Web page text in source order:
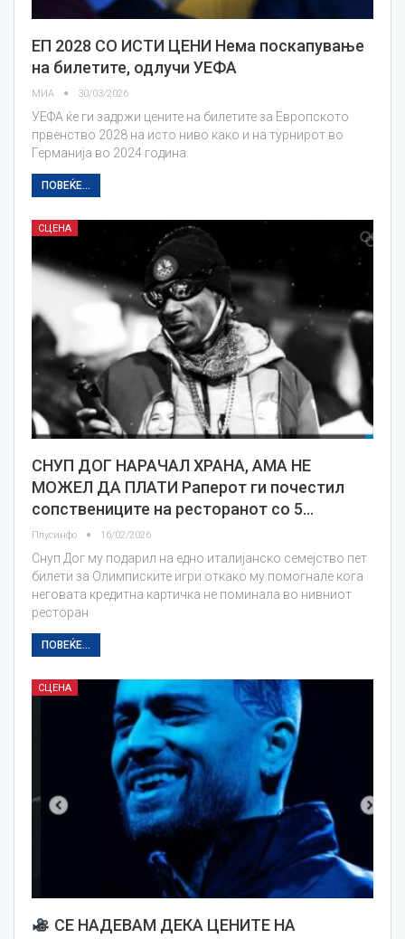
ЕП 2028 СО ИСТИ ЦЕНИ Нема поскапување
на билетите, одлучи УЕФА
МИА 30/03/2026
УЕФА ќе ги задржи цените на билетите за Европското
првенство 2028 на исто ниво како и на турнирот во
Германија во 2024 година.
ПОВЕЌЕ...
СЦЕНА
СНУП ДОГ НАРАЧАЛ ХРАНА, АМА НЕ
МОЖЕЛ ДА ПЛАТИ Раперот ги почестил
сопствениците на ресторанот со 5…
Плусинфо 16/02/2026
Снуп Дог му подарил на едно италијанско семејство пет
билети за Олимписките игри откако му помогнале кога
неговата кредитна картичка не поминала во нивниот
ресторан
ПОВЕЌЕ...
СЦЕНА
СЕ НАДЕВАМ ДЕКА ЦЕНИТЕ НА